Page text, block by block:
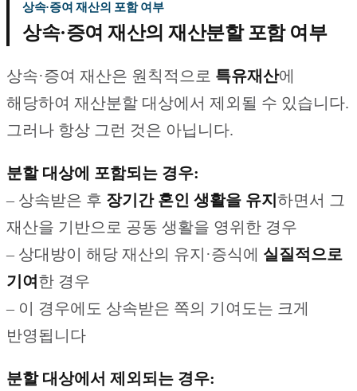
상속·증여 재산의 포함 여부
상속·증여 재산의 재산분할 포함 여부
상속·증여 재산은 원칙적으로 특유재산에
해당하여 재산분할 대상에서 제외될 수 있습니다.
그러나 항상 그런 것은 아닙니다.
분할 대상에 포함되는 경우:
– 상속받은 후 장기간 혼인 생활을 유지 하면서 그
재산을 기반으로 공동 생활을 영위한 경우
– 상대방이 해당 재산의 유지·증식에 실질적으로
기여 한 경우
– 이 경우에도 상속받은 쪽의 기여도는 크게
반영됩니다
분할 대상에서 제외되는 경우: